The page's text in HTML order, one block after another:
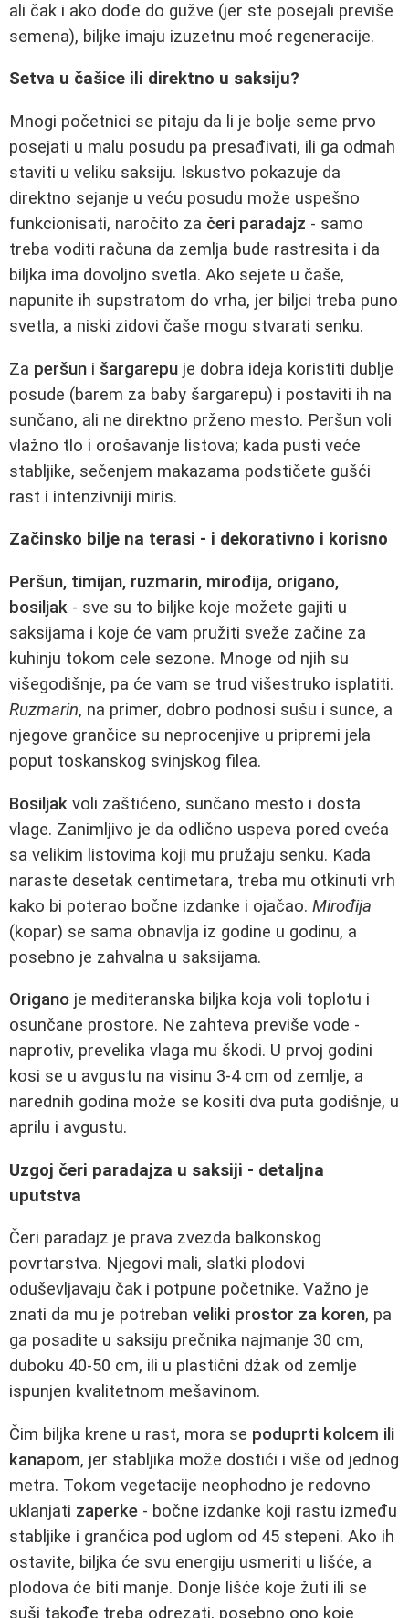
ali čak i ako dođe do gužve (jer ste posejali previše
semena), biljke imaju izuzetnu moć regeneracije.
Setva u čašice ili direktno u saksiju?
Mnogi početnici se pitaju da li je bolje seme prvo
posejati u malu posudu pa presađivati, ili ga odmah
staviti u veliku saksiju. Iskustvo pokazuje da
direktno sejanje u veću posudu može uspešno
funkcionisati, naročito za čeri paradajz - samo
treba voditi računa da zemlja bude rastresita i da
biljka ima dovoljno svetla. Ako sejete u čaše,
napunite ih supstratom do vrha, jer biljci treba puno
svetla, a niski zidovi čaše mogu stvarati senku.
Za peršun i šargarepu je dobra ideja koristiti dublje
posude (barem za baby šargarepu) i postaviti ih na
sunčano, ali ne direktno prženo mesto. Peršun voli
vlažno tlo i orošavanje listova; kada pusti veće
stabljike, sečenjem makazama podstičete gušći
rast i intenzivniji miris.
Začinsko bilje na terasi - i dekorativno i korisno
Peršun, timijan, ruzmarin, mirođija, origano,
bosiljak - sve su to biljke koje možete gajiti u
saksijama i koje će vam pružiti sveže začine za
kuhinju tokom cele sezone. Mnoge od njih su
višegodišnje, pa će vam se trud višestruko isplatiti.
Ruzmarin, na primer, dobro podnosi sušu i sunce, a
njegove grančice su neprocenjive u pripremi jela
poput toskanskog svinjskog filea.
Bosiljak voli zaštićeno, sunčano mesto i dosta
vlage. Zanimljivo je da odlično uspeva pored cveća
sa velikim listovima koji mu pružaju senku. Kada
naraste desetak centimetara, treba mu otkinuti vrh
kako bi poterao bočne izdanke i ojačao. Mirođija
(kopar) se sama obnavlja iz godine u godinu, a
posebno je zahvalna u saksijama.
Origano je mediteranska biljka koja voli toplotu i
osunčane prostore. Ne zahteva previše vode -
naprotiv, prevelika vlaga mu škodi. U prvoj godini
kosi se u avgustu na visinu 3-4 cm od zemlje, a
narednih godina može se kositi dva puta godišnje, u
aprilu i avgustu.
Uzgoj čeri paradajza u saksiji - detaljna
uputstva
Čeri paradajz je prava zvezda balkonskog
povrtarstva. Njegovi mali, slatki plodovi
oduševljavaju čak i potpune početnike. Važno je
znati da mu je potreban veliki prostor za koren, pa
ga posadite u saksiju prečnika najmanje 30 cm,
duboku 40-50 cm, ili u plastični džak od zemlje
ispunjen kvalitetnom mešavinom.
Čim biljka krene u rast, mora se poduprti kolcem ili
kanapom, jer stabljika može dostići i više od jednog
metra. Tokom vegetacije neophodno je redovno
uklanjati zaperke - bočne izdanke koji rastu između
stabljike i grančica pod uglom od 45 stepeni. Ako ih
ostavite, biljka će svu energiju usmeriti u lišće, a
plodova će biti manje. Donje lišće koje žuti ili se
suši takođe treba odrezati, posebno ono koje